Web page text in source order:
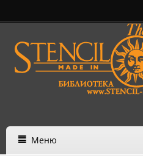
Меню